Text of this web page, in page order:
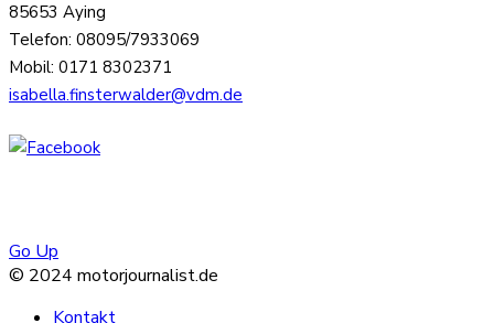
85653 Aying
Telefon: 08095/7933069
Mobil: 0171 8302371
isabella.finsterwalder@vdm.de
Go Up
© 2024 motorjournalist.de
Kontakt